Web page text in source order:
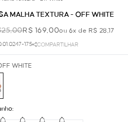
MALHA TEXTURA - OFF WHITE
R$ 169,00ou 6x de R$ 28,17
175 COMPARTILHAR
WHITE